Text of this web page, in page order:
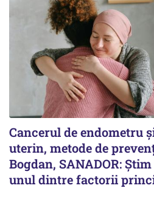
Cancerul de endometru
uterin, metode de
Bogdan, SANADOR:
unul dintre factorii